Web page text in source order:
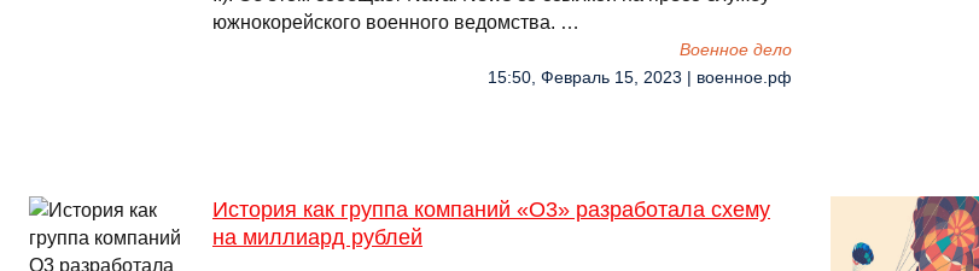
южнокорейского военного ведомства. …
Военное дело
15:50, Февраль 15, 2023 | военное.рф
История как группа компаний «О3» разработала схему
на миллиард рублей